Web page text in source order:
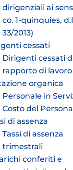
dirigenziali ai
co. 1-quinquies,
33/2013)
cessati
Dirigenti cessati
rapporto di lavoro
organica
Personale in
Costo del
di assenza
Tassi di assenza
trimestrali
conferiti e